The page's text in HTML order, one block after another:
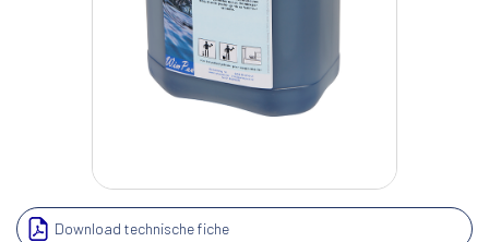
Download technische fiche